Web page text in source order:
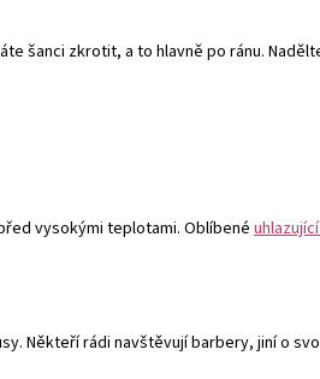
šanci zkrotit, a to hlavně po ránu.
vysokými teplotami. Oblíbené
Někteří rádi navštěvují barbery, jiní o